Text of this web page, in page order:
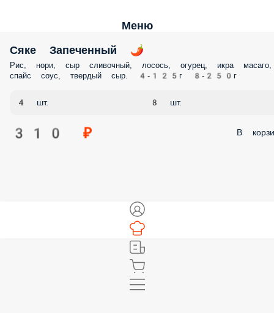
Меню
Сяке Запеченный 🌶️
Рис, нори, сыр сливочный, лосось, огурец, икра масаго,
спайс соус, твердый сыр. 4-125г 8-250г
4 шт. 8 шт.
310 ₽ В